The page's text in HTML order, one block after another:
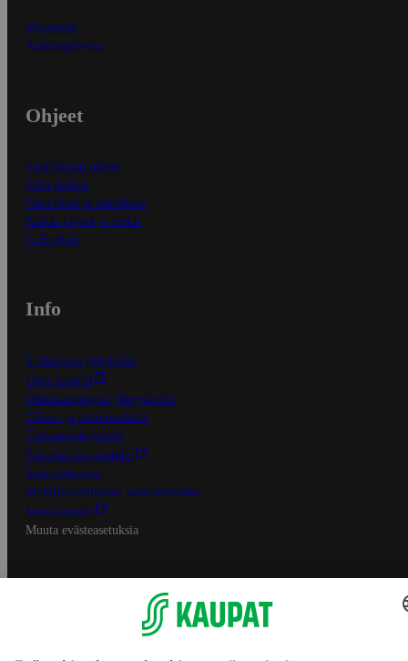
Myymälät
Asiakaspalvelu
Ohjeet
Ensitilaajan ohjeet
Näin maksat
Näin tilaat ja muokkaat
Kaikki ohjeet ja vinkit
In English
Info
S-Business yrityksille
Oiva-raportit
Osuuskauppojen yhteystiedot
Tilaus- ja toimitusehdot
Tietosuojakäytäntö
Palvelun käyttöehdot
Saavutettavuus
Mobiilisovelluksen saavutettavuus
Mainostajalle
Muuta evästeasetuksia
S-ryhmän palvelut